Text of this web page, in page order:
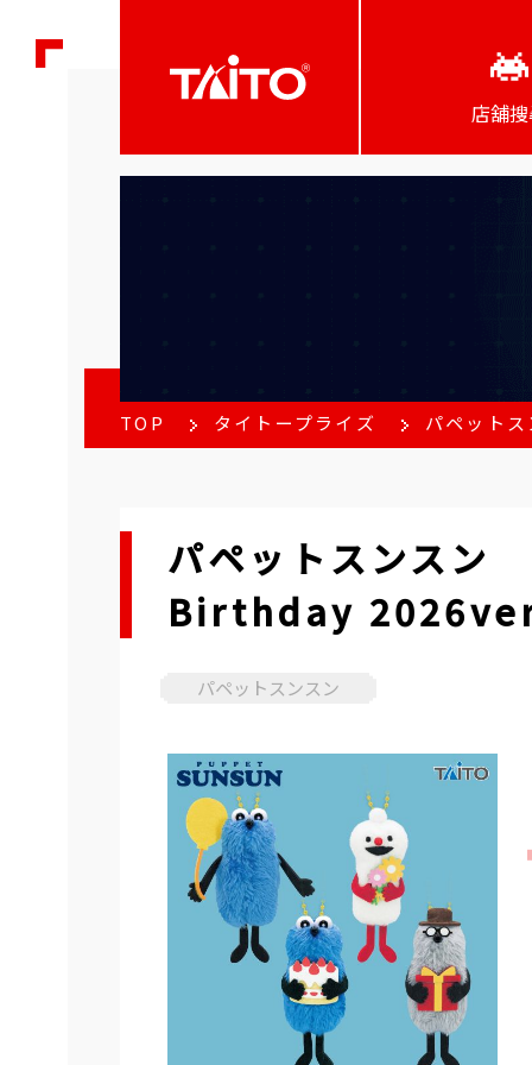
店舖
TOP タイトープライズ パペット
パペットスンスン
Birthday
パペットスンスン